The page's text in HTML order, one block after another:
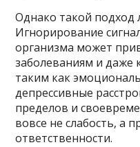
Однако такой подход
Игнорирование
организма может
заболеваниям и даже
таким как
депрессивные
пределов и
вовсе не слабость, а
ответственности.